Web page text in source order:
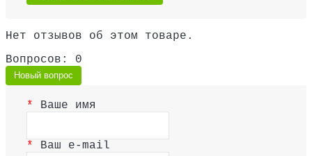
Нет отзывов об этом товаре.
Вопросов: 0
Новый вопрос
Ваше имя
Ваш e-mail